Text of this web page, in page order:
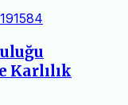
Karlılık